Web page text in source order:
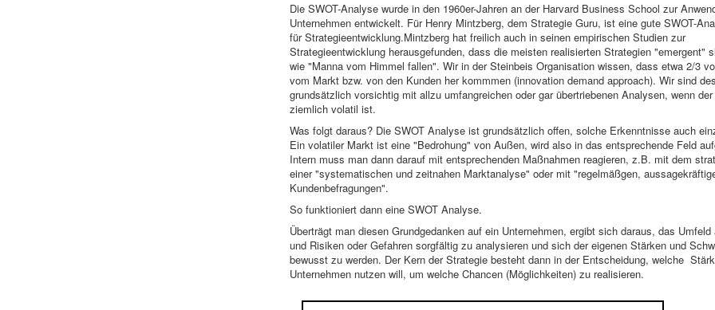
Die SWOT-Analyse wurde in den 1960er-Jahren an der Harvard Business School zur
Unternehmen entwickelt. Für Henry Mintzberg, dem Strategie Guru, ist eine gute SWOT-
für Strategieentwicklung.Mintzberg hat freilich auch in seinen empirischen Studien zur
Strategieentwicklung herausgefunden, dass die meisten realisierten Strategien "emergent"
wie "Manna vom Himmel fallen". Wir in der Steinbeis Organisation wissen, dass etwa 2/3
vom Markt bzw. von den Kunden her kommmen (innovation demand approach). Wir sind
grundsätzlich vorsichtig mit allzu umfangreichen oder gar übertriebenen Analysen, wenn
ziemlich volatil ist.
Was folgt daraus? Die SWOT Analyse ist grundsätzlich offen, solche Erkenntnisse auch
Ein volatiler Markt ist eine "Bedrohung" von Außen, wird also in das entsprechende Feld
Intern muss man dann darauf mit entsprechenden Maßnahmen reagieren, z.B. mit dem
einer "systematischen und zeitnahen Marktanalyse" oder mit "regelmäßgen,
Kundenbefragungen".
So funktioniert dann eine SWOT Analyse.
Überträgt man diesen Grundgedanken auf ein Unternehmen, ergibt sich daraus, das Umfeld
und Risiken oder Gefahren sorgfältig zu analysieren und sich der eigenen Stärken und
bewusst zu werden. Der Kern der Strategie besteht dann in der Entscheidung, welche
Unternehmen nutzen will, um welche Chancen (Möglichkeiten) zu realisieren.